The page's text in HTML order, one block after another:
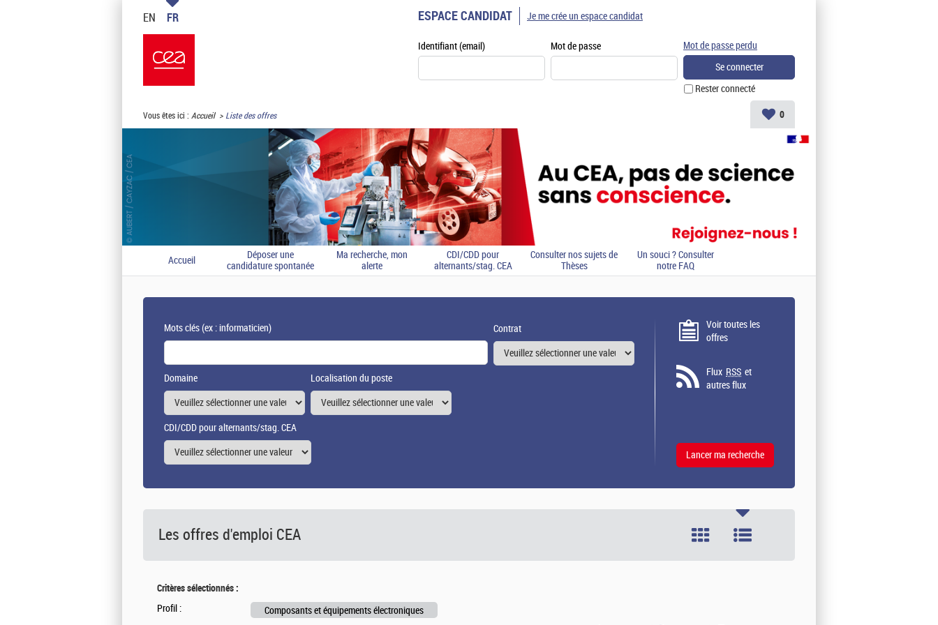
EN FR ESPACE CANDIDAT
Identifiant (email) Mot de passe
Rester connecté
Mot de passe perdu
Je me crée un espace candidat
Vous êtes ici : Accueil Liste des offres 0
Accueil
Déposer une
candidature spontanée
Ma recherche, mon
alerte
CDI/CDD pour
alternants/stag. CEA
Consulter nos sujets de
Thèses
Un souci ? Consulter
notre FAQ
Mots clés(ex : informaticien) Contrat
Domaine Localisation du poste
CDI/CDD pour alternants/stag. CEA
Voir toutes les
offres
Flux RSS et
autres flux
Les offres d'emploi CEA
Critères sélectionnés :
Profil : Composants et équipements électroniques